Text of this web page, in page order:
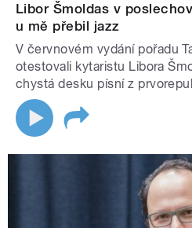
Libor Šmoldas v
u mě přebil jazz
V červnovém vydání pořadu
otestovali kytaristu Libora
chystá desku písní z